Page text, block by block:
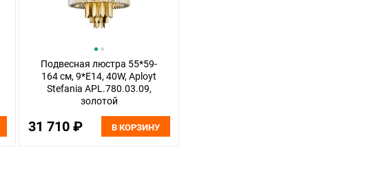
Подвесная люстра 55*59-
164 см, 9*E14, 40W, Aployt
Stefania APL.780.03.09,
золотой
31 710 ₽ В КОРЗИНУ